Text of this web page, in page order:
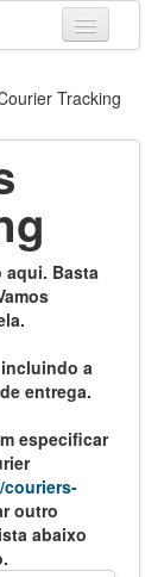
Tracking
aqui. Basta
a
entrega.
especificar
outro
abaixo